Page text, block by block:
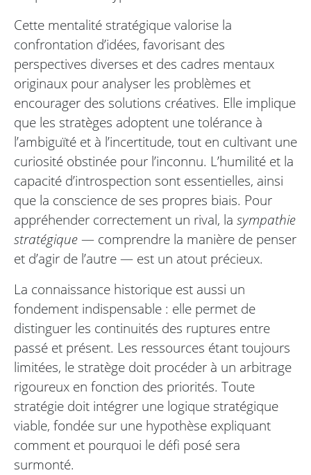
Cette mentalité stratégique valorise la
confrontation d’idées, favorisant des
perspectives diverses et des cadres mentaux
originaux pour analyser les problèmes et
encourager des solutions créatives. Elle implique
que les stratèges adoptent une tolérance à
l’ambiguïté et à l’incertitude, tout en cultivant une
curiosité obstinée pour l’inconnu. L’humilité et la
capacité d’introspection sont essentielles, ainsi
que la conscience de ses propres biais. Pour
appréhender correctement un rival, la sympathie
stratégique— comprendre la manière de penser
et d’agir de l’autre — est un atout précieux.
La connaissance historique est aussi un
fondement indispensable : elle permet de
distinguer les continuités des ruptures entre
passé et présent. Les ressources étant toujours
limitées, le stratège doit procéder à un arbitrage
rigoureux en fonction des priorités. Toute
stratégie doit intégrer une logique stratégique
viable, fondée sur une hypothèse expliquant
comment et pourquoi le défi posé sera
surmonté.